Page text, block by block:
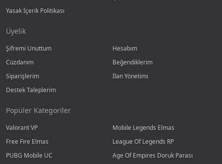
Yasak İçerik Politikası
Üyelik
Şifremi Unuttum
Hesabım
Cüzdanım
Beğendiklerim
Siparişlerim
İlan Yönetimi
Destek Taleplerim
Popüler Kategoriler
Valorant VP
Mobile Legends Elmas
Free Fire Elmas
League Of Legends RP
PUBG Mobile UC
Age Of Empires Doruk Parası